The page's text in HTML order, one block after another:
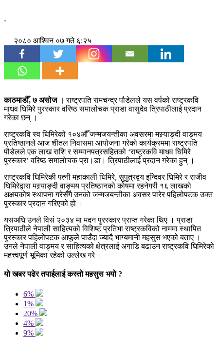
`
२०८० आश्विन ०७ गते ६:२५
काठमाडौँ, ७ असोज ।राष्ट्रपति रामचन्द्र पौडेलले यस वर्षको राष्ट्रकवि
माधव घिमिरे पुरस्कार वरिष्ठ समालोचक प्राडा वासुदेव त्रिपाठीलाई प्रदान
गरेका छन् ।
राष्ट्रकवि स्व घिमिरेको १०४औँ जन्मजयन्तीका अवसरमा मस्र्याङ्दी वाङ्मय
प्रतिष्ठानले आज शीतल निवासमा आयोजना गरेको कार्यक्रममा राष्ट्रपति
पौडेलले एक लाख राशि र सम्मानपत्रसहितको ‘राष्ट्रकवि माधव घिमिरे
पुरस्कार’ वरिष्ठ समालोचक प्रा।डा। त्रिपाठीलाई प्रदान गरेका हुन् ।
राष्ट्रकवि घिमिरेकी पत्नी महाकाली घिमिरे, सुपुत्रद्वय इन्दिवर घिमिरे र राजीव
घिमिरेद्वारा मस्र्याङ्दी वाङ्मय प्रतिष्ठानको कोषमा रहनेगरी १६ लाखको
अक्षयकोष स्थापना गरेसँगै उनको जन्मजयन्तीका अवसर पारेर पहिलोपटक उक्त
पुरस्कार प्रदान गरिएको हो ।
यसअघि उनले विसं २०३४ मा मदन पुरस्कार प्राप्त गरेका थिए । प्राडा
त्रिपाठीले नेपाली साहित्यको विशिष्ट प्रतिभा राष्ट्रकविको नाममा स्थापित
पुरस्कार पहिलोपटक आफूले पाउँदा ज्यादै भाग्यमानी महसुस भएको बताए ।
उनले नेपाली वाङ्मय र साहित्यको क्षेत्रलाई अगाडि बढाउन राष्ट्रकवि घिमिरेको
महत्त्वपूर्ण भूमिका रहेको उल्लेख गरे ।
यो खबर पढेर तपाईलाई कस्तो महसुस भयो ?
6%
1%
20%
4%
9%